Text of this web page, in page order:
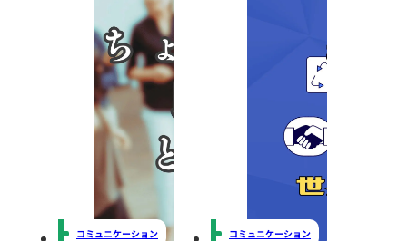
コミュニケーション コミュニケーション